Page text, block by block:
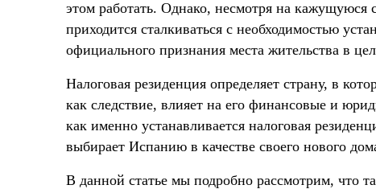
этом работать. Однако, несмотря на
приходится сталкиваться с необходимостью
официального признания места жительства в
Налоговая резиденция определяет страну, в
как следствие, влияет на его финансовые и
как именно устанавливается налоговая
выбирает Испанию в качестве своего нового
В данной статье мы подробно рассмотрим, что